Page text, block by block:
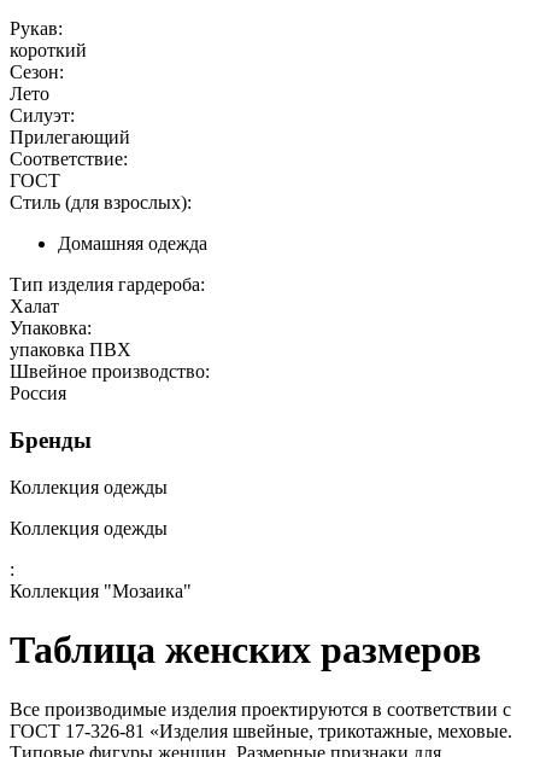
Рукав:
короткий
Сезон:
Лето
Силуэт:
Прилегающий
Соответствие:
ГОСТ
Стиль (для взрослых):
Домашняя одежда
Тип изделия гардероба:
Халат
Упаковка:
упаковка ПВХ
Швейное производство:
Россия
Бренды
Коллекция одежды
Коллекция одежды
:
Коллекция "Мозаика"
Таблица женских размеров
Все производимые изделия проектируются в соответствии с
ГОСТ 17-326-81 «Изделия швейные, трикотажные, меховые.
Типовые фигуры женщин. Размерные признаки для